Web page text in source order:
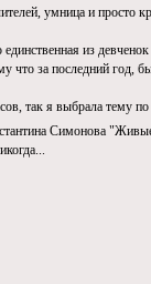
умница и просто
из
за последний год,
так я выбрала тему
Симонова